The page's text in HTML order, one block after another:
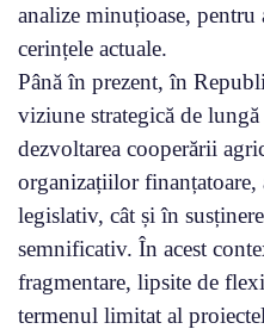
analize minuțioase, pentru
cerințele actuale.
Până în prezent, în
viziune strategică de
dezvoltarea cooperării
organizațiilor finanțatoare,
legislativ, cât și în
semnificativ. În acest
fragmentare, lipsite de
termenul limitat al